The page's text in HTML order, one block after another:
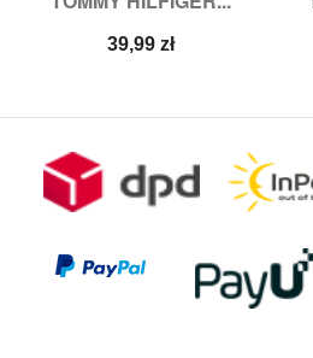
Cena
39,99 zł